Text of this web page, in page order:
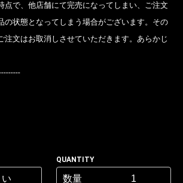
点で、他店舗にて完売になってしまい、ご注文
の状態となってしまう場合がございます。その
注文はお取消しさせていただきます。あらかじ
QUANTITY
数量